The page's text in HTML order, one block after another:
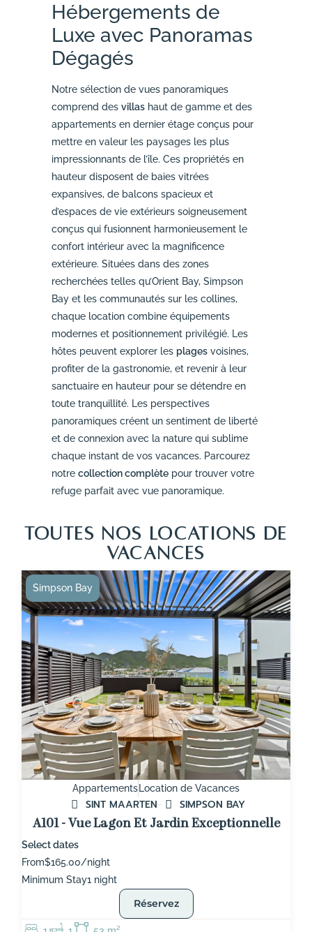
Hébergements de
Luxe avec Panoramas
Dégagés
Notre sélection de vues panoramiques
comprend des villas haut de gamme et des
appartements en dernier étage conçus pour
mettre en valeur les paysages les plus
impressionnants de l’île. Ces propriétés en
hauteur disposent de baies vitrées
expansives, de balcons spacieux et
d’espaces de vie extérieurs soigneusement
conçus qui fusionnent harmonieusement le
confort intérieur avec la magnificence
extérieure. Situées dans des zones
recherchées telles qu’Orient Bay, Simpson
Bay et les communautés sur les collines,
chaque location combine équipements
modernes et positionnement privilégié. Les
hôtes peuvent explorer les plages voisines,
profiter de la gastronomie, et revenir à leur
sanctuaire en hauteur pour se détendre en
toute tranquillité. Les perspectives
panoramiques créent un sentiment de liberté
et de connexion avec la nature qui sublime
chaque instant de vos vacances. Parcourez
notre collection complète pour trouver votre
refuge parfait avec vue panoramique.
TOUTES NOS LOCATIONS DE
VACANCES
Appartements Location de Vacances
SINT MAARTEN
SIMPSON BAY
A101 - Vue Lagon Et Jardin Exceptionnelle
Select dates
From$165.00/night
Minimum Stay1 night
Réservez
Simpson Bay